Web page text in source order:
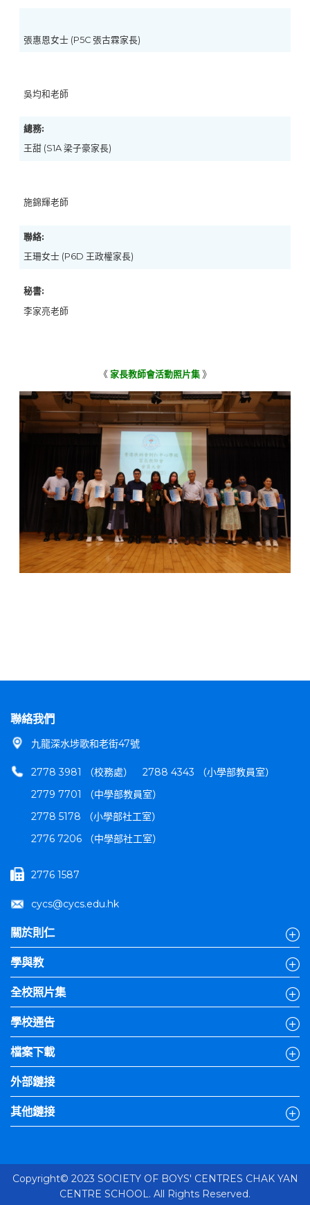
張惠恩女士 (P5C 張古霖家長)
吳均和老師
總務:
王甜 (S1A 梁子豪家長)
施錦輝老師
聯絡:
王珊女士 (P6D 王政權家長)
秘書:
李家亮老師
《 家長教師會活動照片集 》
聯絡我們
九龍深水埗歌和老街47號
2778 3981 （校務處）
2788 4343 （小學部教員室）
2779 7701 （中學部教員室）
2778 5178 （小學部社工室）
2776 7206 （中學部社工室）
2776 1587
cycs@cycs.edu.hk
關於則仁
學與教
全校照片集
學校通告
檔案下載
外部鏈接
其他鏈接
Copyright© 2023 SOCIETY OF BOYS' CENTRES CHAK YAN
CENTRE SCHOOL. All Rights Reserved.